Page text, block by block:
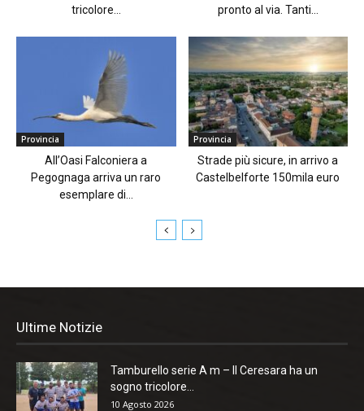
tricolore...
pronto al via. Tanti...
Provincia
All’Oasi Falconiera a
Pegognaga arriva un raro
esemplare di...
Provincia
Strade più sicure, in arrivo a
Castelbelforte 150mila euro
Ultime Notizie
Tamburello serie A m – Il Ceresara ha un
sogno tricolore...
10 Agosto 2026